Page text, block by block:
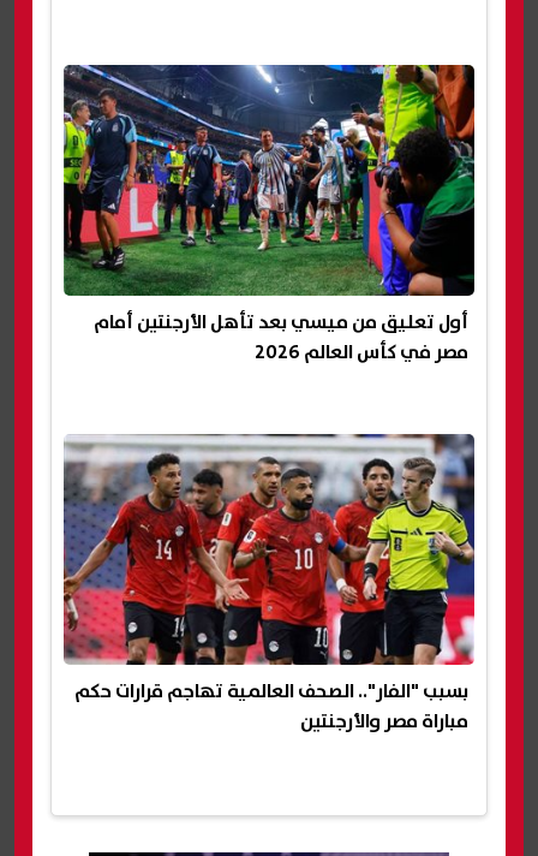
أول تعليق من ميسي بعد تأهل الأرجنتين أمام
مصر في كأس العالم 2026
بسبب "الفار".. الصحف العالمية تهاجم قرارات حكم
مباراة مصر والأرجنتين